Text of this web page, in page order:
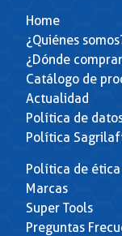
Home
¿Quiénes
¿Dónde
Catálogo de
Actualidad
Política de
Política
Política de
Marcas
Super Tools
Preguntas